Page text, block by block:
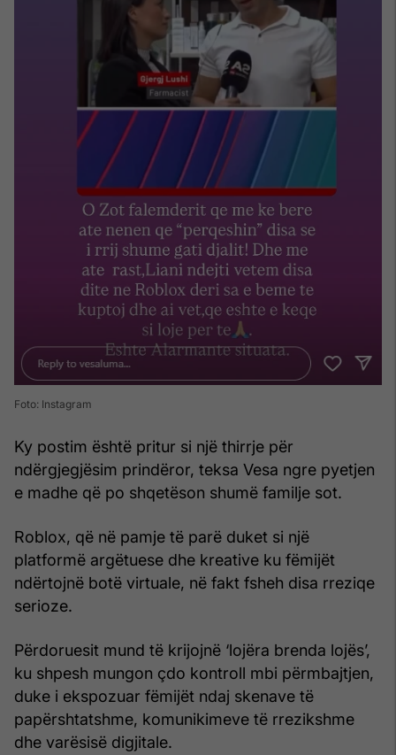
Foto: Instagram
Ky postim është pritur si një thirrje për
ndërgjegjësim prindëror, teksa Vesa ngre pyetjen
e madhe që po shqetëson shumë familje sot.
Roblox, që në pamje të parë duket si një
platformë argëtuese dhe kreative ku fëmijët
ndërtojnë botë virtuale, në fakt fsheh disa rreziqe
serioze.
Përdoruesit mund të krijojnë ‘lojëra brenda lojës’,
ku shpesh mungon çdo kontroll mbi përmbajtjen,
duke i ekspozuar fëmijët ndaj skenave të
papërshtatshme, komunikimeve të rrezikshme
dhe varësisë digjitale.